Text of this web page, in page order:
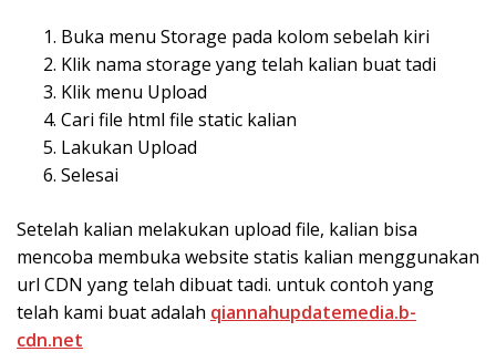
Buka menu Storage pada kolom sebelah kiri
Klik nama storage yang telah kalian buat tadi
Klik menu Upload
Cari file html file static kalian
Lakukan Upload
Selesai
Setelah kalian melakukan upload file, kalian bisa
mencoba membuka website statis kalian menggunakan
url CDN yang telah dibuat tadi. untuk contoh yang
telah kami buat adalah qiannahupdatemedia.b-
cdn.net